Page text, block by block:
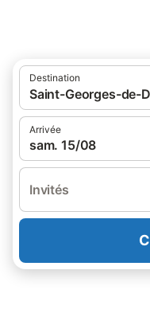
Destination
Saint-Georges-de-
Arrivée
sam. 15/08
Invités